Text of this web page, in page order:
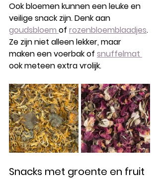
Ook bloemen kunnen een leuke en
veilige snack zijn. Denk aan
goudsbloem of rozenbloemblaadjes.
Ze zijn niet alleen lekker, maar
maken een voerbak of snuffelmat
ook meteen extra vrolijk.
Snacks met groente en fruit